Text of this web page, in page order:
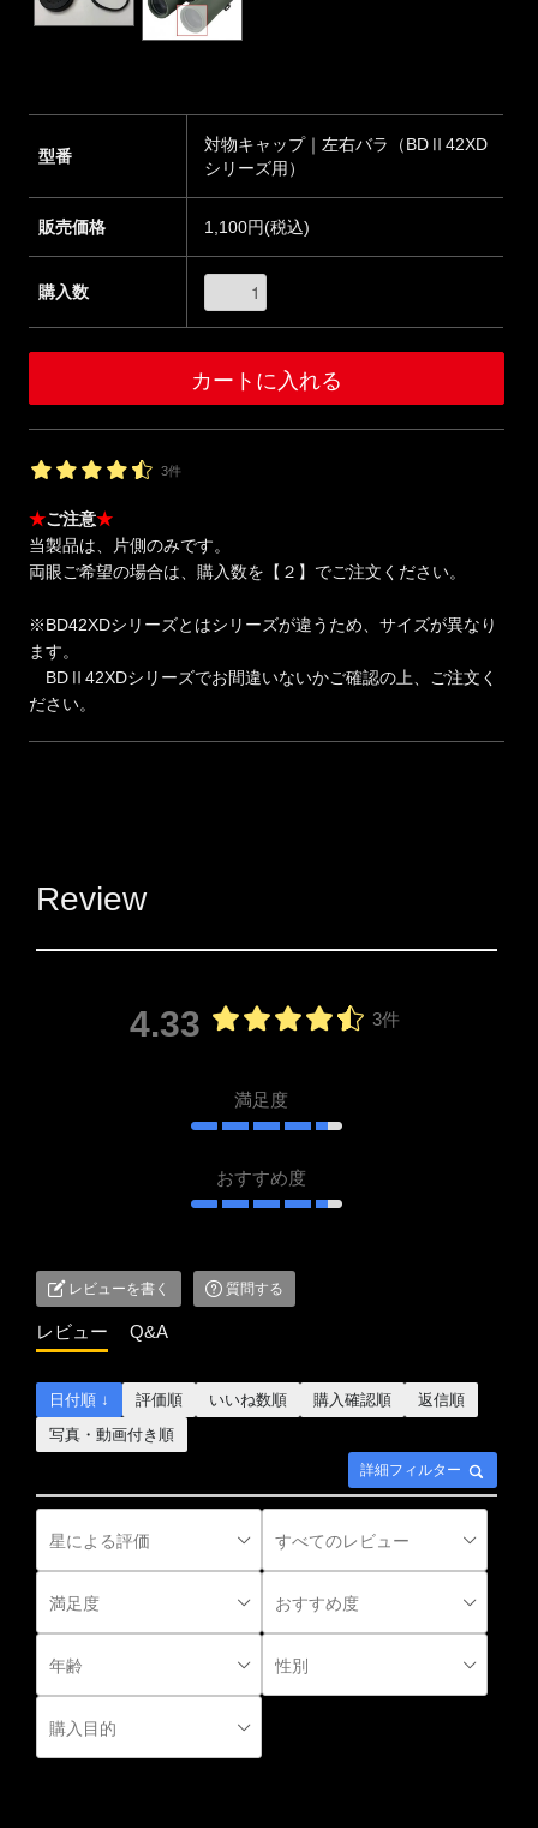
型番
対物キャップ｜左右バラ（BDⅡ42XD
シリーズ用）
販売価格 1,100円(税込)
購入数
3件
★ご注意★
当製品は、片側のみです。
両眼ご希望の場合は、購入数を【２】でご注文ください。
※BD42XDシリーズとはシリーズが違うため、サイズが異なり
ます。
BDⅡ42XDシリーズでお間違いないかご確認の上、ご注文く
ださい。
Review
4.33 3件
満足度
おすすめ度
レビューを書く 質問する
レビュー Q&A
詳細フィルター
日付順 ↓ 評価順 いいね数順 購入確認順
返信順
写真・動画付き順